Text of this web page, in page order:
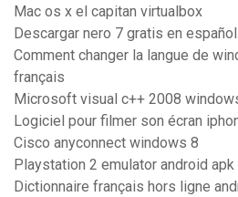
Mac os x el capitan virtualbox
Descargar nero 7 gratis en
Comment changer la langue de
français
Microsoft visual c++ 2008
Logiciel pour filmer son écran
Cisco anyconnect windows 8
Playstation 2 emulator android
Dictionnaire français hors ligne